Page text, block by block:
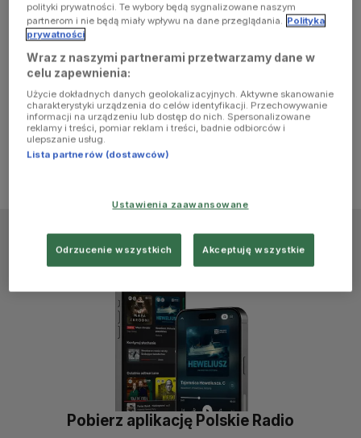
browser
console for
more
information)
Pobierz aplikację Polskie Radio
polityki prywatności. Te wybory będą sygnalizowane naszym
partnerom i nie będą miały wpływu na dane przeglądania. Polityka
prywatności
Wraz z naszymi partnerami przetwarzamy dane w
celu zapewnienia:
Użycie dokładnych danych geolokalizacyjnych. Aktywne skanowanie
charakterystyki urządzenia do celów identyfikacji. Przechowywanie
informacji na urządzeniu lub dostęp do nich. Spersonalizowane
reklamy i treści, pomiar reklam i treści, badnie odbiorców i
ulepszanie usług.
Lista partnerów (dostawców)
Ustawienia zaawansowane
Odrzucenie wszystkich Akceptuję wszystkie